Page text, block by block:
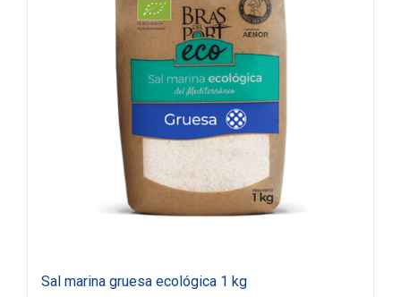
Sal marina gruesa ecológica 1 kg